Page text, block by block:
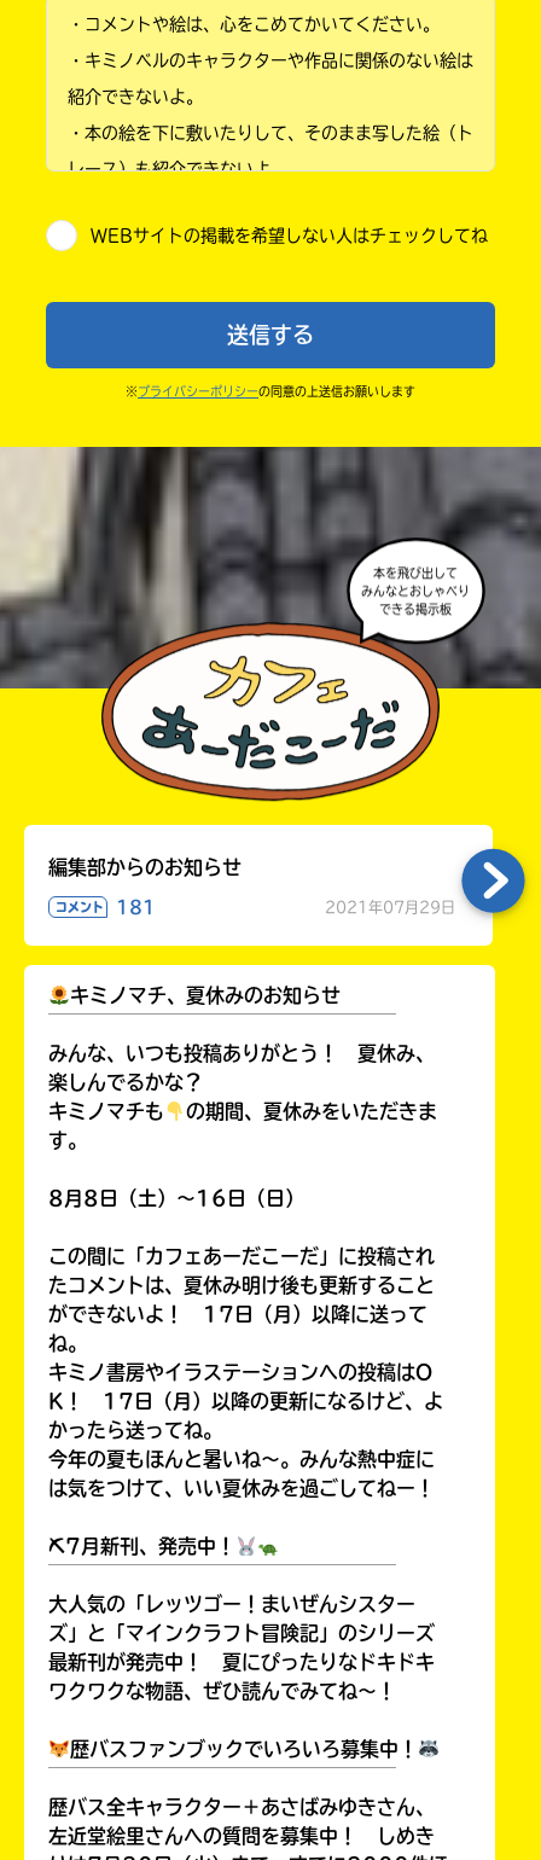
小学2年
小学4年
小学6年
中学1年
・コメントや絵は、心をこめてかいてください。
・キミノベルのキャラクターや作品に関係のない絵は
紹介できないよ。
・本の絵を下に敷いたりして、そのまま写した絵（ト
レース）も紹介できないよ。
・送ってからすぐには紹介されないので、待ってて
ならないよう気をつけてね。
・キャンペーン開催中は、投稿した後の画面にバナー
・ポプラ社の宣伝物で紹介させてもらうことがある
・かき終えたら、人を傷つけていたり、個人情報をか
きこんでいたり、字がまちがっていたりしないか、読
WEBサイトの掲載を希望しない人はチェックしてね
送信する
※ プライバシーポリシーの同意の上送信お願いします
本を飛び出して
みんなとおしゃべり
できる掲示板
編集部からのお知らせ
コメント 181 2021年07月29日
キミノマチ、夏休みのお知らせ
みんな、いつも投稿ありがとう！ 夏休み、
楽しんでるかな？
キミノマチも
の期間、夏休みをいただきま
す。
8月8日（土）～16日（日）
この間に「カフェあーだこーだ」に投稿され
たコメントは、夏休み明け後も更新すること
ができないよ！ 17日（月）以降に送って
ね。
キミノ書房やイラステーションへの投稿はO
K！ 17日（月）以降の更新になるけど、よ
かったら送ってね。
今年の夏もほんと暑いね～。みんな熱中症に
は気をつけて、いい夏休みを過ごしてねー！
⛏7月新刊、発売中！
大人気の「レッツゴー！まいぜんシスター
ズ」と「マインクラフト冒険記」のシリーズ
最新刊が発売中！ 夏にぴったりなドキドキ
ワクワクな物語、ぜひ読んでみてね～！
歴バスファンブックでいろいろ募集中！
歴バス全キャラクター＋あさばみゆきさん、
左近堂絵里さんへの質問を募集中！ しめき